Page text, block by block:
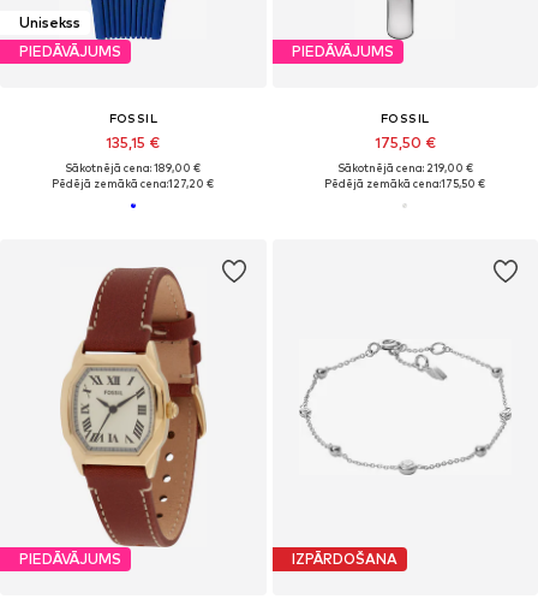
Unisekss
PIEDĀVĀJUMS
FOSSIL
135,15 €
Sākotnējā cena: 189,00 €
Pēdējā zemākā cena:127,20 €
PIEDĀVĀJUMS
FOSSIL
175,50 €
Sākotnējā cena: 219,00 €
Pēdējā zemākā cena:175,50 €
PIEDĀVĀJUMS IZPĀRDOŠANA